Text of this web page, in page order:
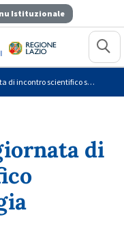
Istituzionale
di Eolo academy - giornata di incontro scientifico sull’endocrinologia oncologica
di